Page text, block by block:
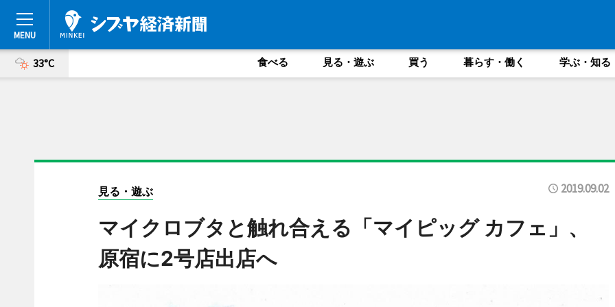
33°C 食べる 見る・遊ぶ 買う 暮らす・働く 学ぶ・知る
見る・遊ぶ 2019.09.02
マイクロブタと触れ合える「マイピッグ カフェ」、
原宿に2号店出店へ